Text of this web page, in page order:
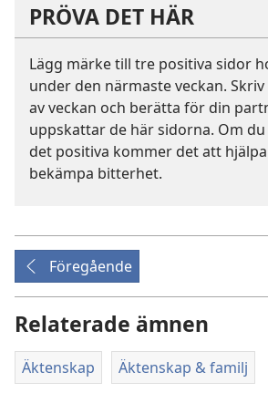
PRÖVA DET HÄR
Lägg märke till tre positiva sidor
under den närmaste veckan.
av veckan och berätta för din
uppskattar de här sidorna. Om
det positiva kommer det att
bekämpa bitterhet.
Föregående
Relaterade ämnen
Äktenskap Äktenskap & familj